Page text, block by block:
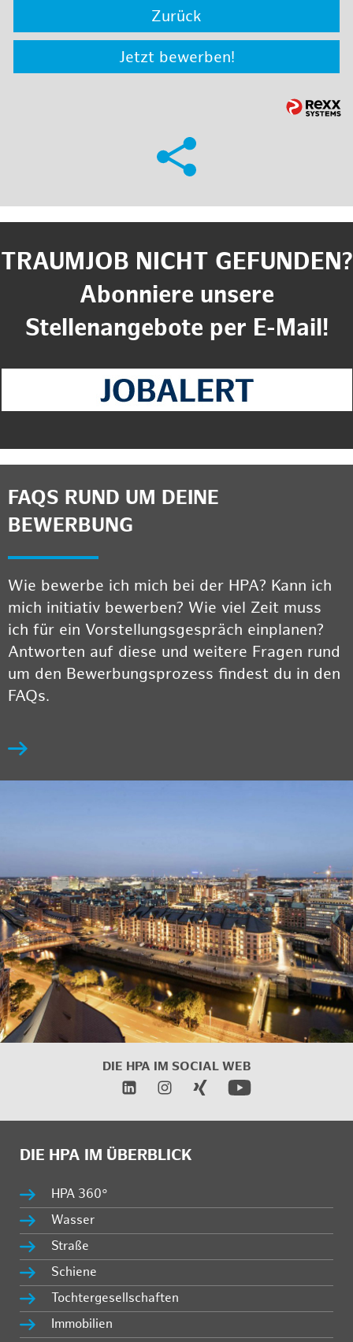
Zurück
Jetzt bewerben!
TRAUMJOB NICHT GEFUNDEN?
Abonniere unsere
Stellenangebote per E-Mail!
FAQS RUND UM DEINE
BEWERBUNG
Wie bewerbe ich mich bei der HPA? Kann ich
mich initiativ bewerben? Wie viel Zeit muss
ich für ein Vorstellungsgespräch einplanen?
Antworten auf diese und weitere Fragen rund
um den Bewerbungsprozess findest du in den
FAQs.
DIE HPA IM SOCIAL WEB
DIE HPA IM ÜBERBLICK
HPA 360°
Wasser
Straße
Schiene
Tochtergesellschaften
Immobilien